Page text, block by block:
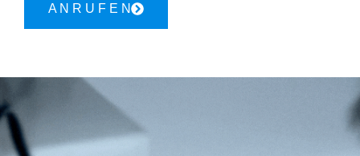
A N R U F E N